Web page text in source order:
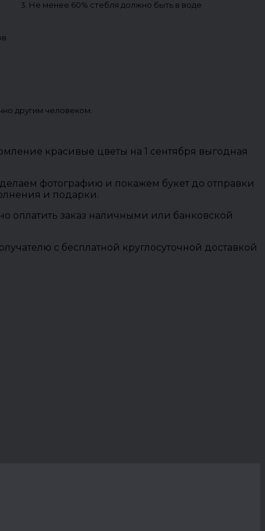
3. Не менее 60% стебля должно быть в воде
другим человеком.
красивые цветы на 1 сентября выгодная
фотографию и покажем букет до отправки
и подарки.
оплатить заказ наличными или банковской
с бесплатной круглосуточной доставкой